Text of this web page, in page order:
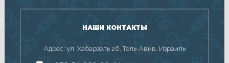
НАШИ КОНТАКТЫ
Адрес: ул. Хабарзель 26, Тель-Авив, Израиль